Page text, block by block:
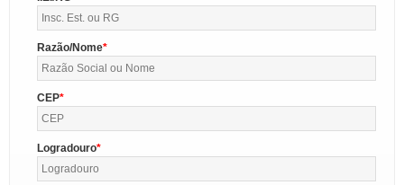
Razão/Nome
CEP
Logradouro